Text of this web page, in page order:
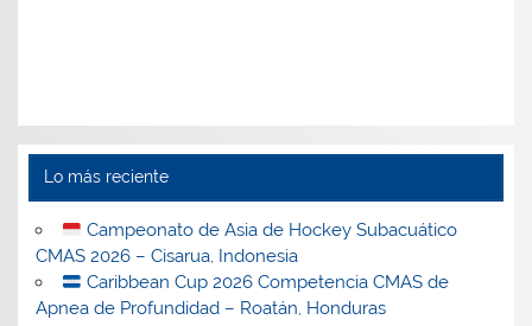
Lo más reciente
Campeonato de Asia de Hockey Subacuático
CMAS 2026 – Cisarua, Indonesia
Caribbean Cup 2026 Competencia CMAS de
Apnea de Profundidad – Roatán, Honduras